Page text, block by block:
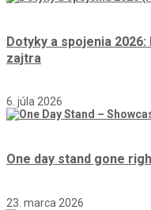
Dotyky a spojenia
zajtra
6. júla 2026
One day stand gone
23. marca 2026